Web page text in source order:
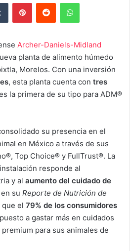
Archer-Daniels-Midland
planta de alimento húmedo
Morelos. Con una inversión
, esta planta cuenta con tres
la primera de su tipo para ADM®
su presencia en el
en México a través de sus
Top Choice® y FullTrust®. La
responde al
y al aumento del cuidado de
su Reporte de Nutrición de
que el 79% de los consumidores
a gastar más en cuidados
para sus animales de